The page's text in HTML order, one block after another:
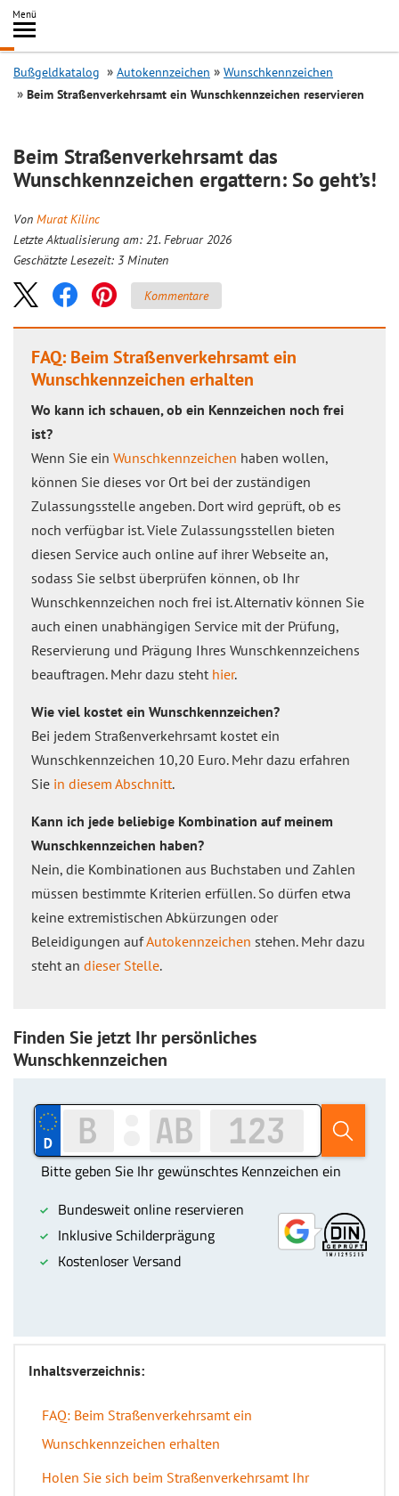
Inhalt
springen
Menü
Search
Bußgeldkatalog Autokennzeichen
Wunschkennzeichen
Beim Straßenverkehrsamt ein Wunschkennzeichen reservieren
Beim Straßenverkehrsamt das
Wunschkennzeichen ergattern: So geht’s!
Von Murat Kilinc
Letzte Aktualisierung am: 21. Februar 2026
Geschätzte Lesezeit: 3 Minuten
Kommentare
FAQ: Beim Straßenverkehrsamt ein
Wunschkennzeichen erhalten
Wo kann ich schauen, ob ein Kennzeichen noch frei
ist?
Wenn Sie ein Wunschkennzeichen haben wollen,
können Sie dieses vor Ort bei der zuständigen
Zulassungsstelle angeben. Dort wird geprüft, ob es
noch verfügbar ist. Viele Zulassungsstellen bieten
diesen Service auch online auf ihrer Webseite an,
sodass Sie selbst überprüfen können, ob Ihr
Wunschkennzeichen noch frei ist. Alternativ können Sie
auch einen unabhängigen Service mit der Prüfung,
Reservierung und Prägung Ihres Wunschkennzeichens
beauftragen. Mehr dazu steht hier.
Wie viel kostet ein Wunschkennzeichen?
Bei jedem Straßenverkehrsamt kostet ein
Wunschkennzeichen 10,20 Euro. Mehr dazu erfahren
Sie in diesem Abschnitt.
Kann ich jede beliebige Kombination auf meinem
Wunschkennzeichen haben?
Nein, die Kombinationen aus Buchstaben und Zahlen
müssen bestimmte Kriterien erfüllen. So dürfen etwa
keine extremistischen Abkürzungen oder
Beleidigungen aufAutokennzeichen stehen. Mehr dazu
steht an dieser Stelle.
Finden Sie jetzt Ihr persönliches
Wunschkennzeichen
Inhaltsverzeichnis:
FAQ: Beim Straßenverkehrsamt ein
Wunschkennzeichen erhalten
Holen Sie sich beim Straßenverkehrsamt Ihr